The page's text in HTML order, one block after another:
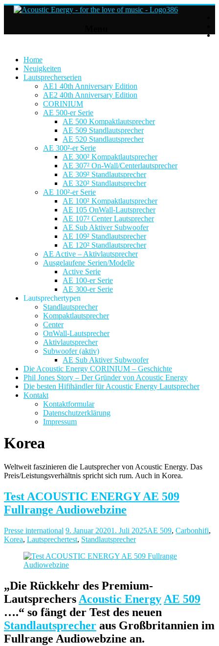
Home
Neuigkeiten
Lautsprecherserien
AE1 40th Anniversary Edition
AE2 40th Anniversary Edition
CORINIUM
AE 500-er Serie
AE 500 Kompaktlautsprecher
AE 509 Standlautsprecher
AE 520 Standlautsprecher
AE 300²-er Serie
AE 300² Kompaktlautsprecher
AE 307² On-Wall/Centerlautsprecher
AE 309² Standlautsprecher
AE 320² Standlautsprecher
AE 100²-er Serie
AE 100² Kompaktlautsprecher
AE 105 OnWall-Lautsprecher
AE 107² Center Lautsprecher
AE Sub Aktiver Subwoofer
AE 109² Standlautsprecher
AE 120² Standlautsprecher
AE Active – Aktivlautsprecher
Ausgelaufene Serien/Modelle
Active Serie
AE 100-er Serie
AE 300-er Serie
Lautsprechertypen
Standlautsprecher
Kompaktlautsprecher
Center
OnWall-Lautsprecher
Aktivlautsprecher
Subwoofer (aktiv)
AE Sub Aktiver Subwoofer
Die Acoustic Energy CORINIUM – Geschichte
Phil Jones Story – Der Gründer von Acoustic Energy
Die besten Hifihändler für Acoustic Energy Lautsprecher
Kontakt
Kontaktformular
Datenschutzerklärung
Impressum
Lautsprecher
Korea
Weltweit faszinieren die Lautsprecher von Acoustic Energy. Das
Preis/Leistungsverhältnis spricht sich rum. Auch in Korea.
Test ACOUSTIC ENERGY AE 509
Fullrange Audiowebzine
Presse international 9. Januar 20201. Juli 2025AE 509, Carbonhifi,
Korea, Lautsprechertest, Standlautsprecher
„Die Rückkehr des Premium-
Lautsprechers Acoustic Energy AE 509
….“ so fängt der Test des neuen
Standlautsprecher aus Großbritannien im
Fullrange Audiowebzine an.